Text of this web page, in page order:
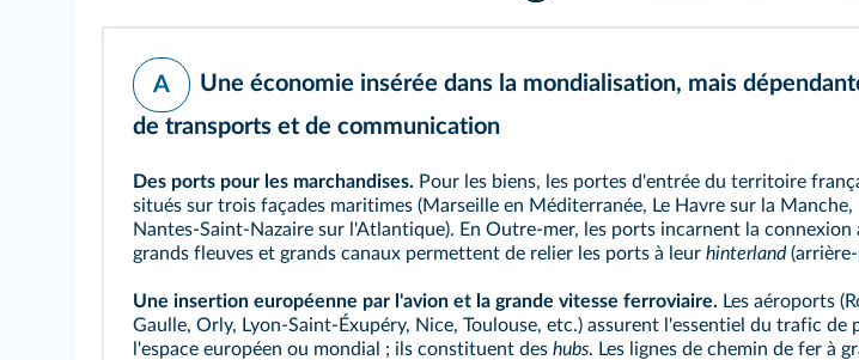
A
Une économie insérée dans la mondialisation, mais
de transports et de communication
Des ports pour les marchandises. Pour les biens, les portes d'entrée du territoire
situés sur trois façades maritimes (Marseille en Méditerranée, Le Havre sur la Manche,
Nantes‑Saint‑Nazaire sur l'Atlantique). En Outre‑mer, les ports incarnent la connexion
grands fleuves et grands canaux permettent de relier les ports à leur hinterland
Une insertion européenne par l'avion et la grande vitesse ferroviaire. Les aéroports
Gaulle, Orly, Lyon‑Saint‑Éxupéry, Nice, Toulouse, etc.) assurent l'essentiel du trafic de
l'espace européen ou mondial ; ils constituent des hubs. Les lignes de chemin de fer à